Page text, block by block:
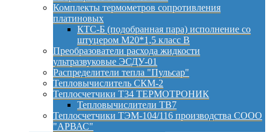
Комплекты термометров сопротивления
платиновых
КТС-Б (подобранная пара) исполнение со
штуцером М20*1,5 класс B
Преобразователи расхода жидкости
ультразвуковые ЭСДУ-01
Распределители тепла "Пульсар"
Тепловычислитель СКМ-2
Теплосчетчики Т34 ТЕРМОТРОНИК
Тепловычислители ТВ7
Теплосчетчики ТЭМ-104/116 производства СООО
"АРВАС"